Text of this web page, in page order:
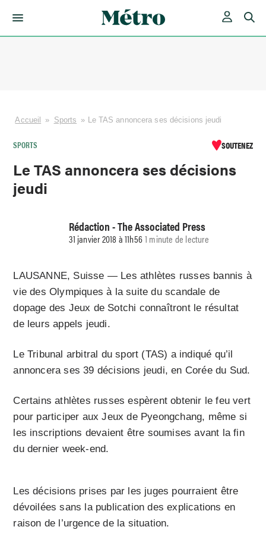
Accueil » Sports » Le TAS annoncera ses décisions jeudi
SPORTS SOUTENEZ
Le TAS annoncera ses décisions
jeudi
Rédaction - The Associated Press
31 janvier 2018 à 11h561 minute de lecture
LAUSANNE, Suisse — Les athlètes russes bannis à
vie des Olympiques à la suite du scandale de
dopage des Jeux de Sotchi connaîtront le résultat
de leurs appels jeudi.
Le Tribunal arbitral du sport (TAS) a indiqué qu’il
annoncera ses 39 décisions jeudi, en Corée du Sud.
Certains athlètes russes espèrent obtenir le feu vert
pour participer aux Jeux de Pyeongchang, même si
les inscriptions devaient être soumises avant la fin
du dernier week-end.
Les décisions prises par les juges pourraient être
dévoilées sans la publication des explications en
raison de l’urgence de la situation.